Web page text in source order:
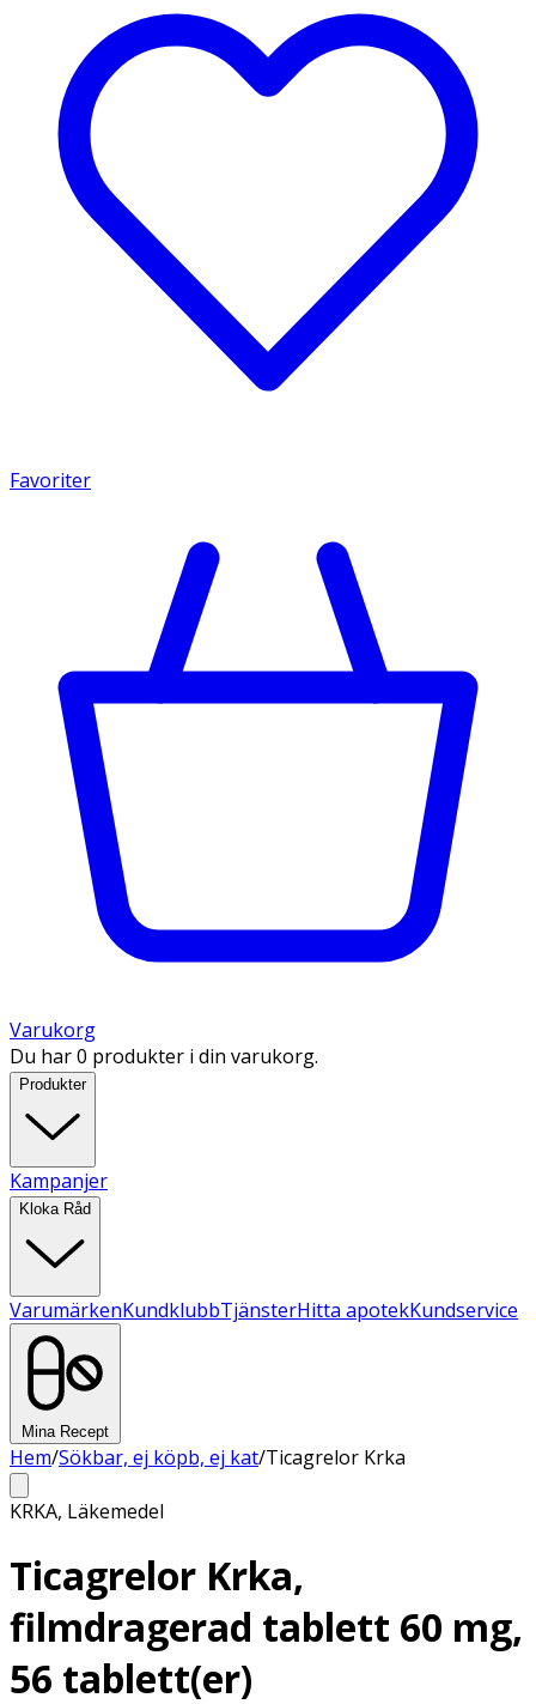
Favoriter
Varukorg
Du har 0 produkter i din varukorg.
Produkter
Kampanjer
Kloka Råd
VarumärkenKundklubbTjänsterHitta apotekKundservice
Mina Recept
Hem/Sökbar, ej köpb, ej kat/Ticagrelor Krka
KRKA, Läkemedel
Ticagrelor Krka,
filmdragerad tablett 60 mg,
56 tablett(er)